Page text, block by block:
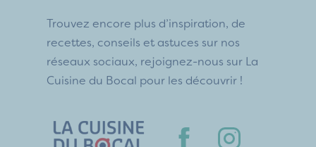
Trouvez encore plus d’inspiration, de
recettes, conseils et astuces sur nos
réseaux sociaux, rejoignez-nous sur La
Cuisine du Bocal pour les découvrir !